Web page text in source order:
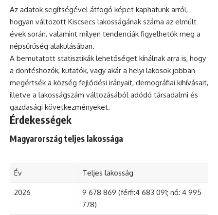
Az adatok segítségével átfogó képet kaphatunk arról,
hogyan változott Kiscsecs lakosságának száma az elmúlt
évek során, valamint milyen tendenciák figyelhetők meg a
népsűrűség alakulásában.
A bemutatott statisztikák lehetőséget kínálnak arra is, hogy
a döntéshozók, kutatók, vagy akár a helyi lakosok jobban
megértsék a község fejlődési irányait, demográfiai kihívásait,
illetve a lakosságszám változásából adódó társadalmi és
gazdasági következményeket.
Érdekességek
Magyarország teljes lakossága
Év Teljes lakosság
2026
9 678 869 (férfi:4 683 091; nő: 4 995
778)